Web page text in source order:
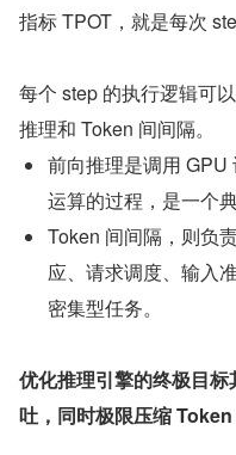
指标 TPOT，就是每次
每个 step 的执行逻辑可
推理和 Token 间间隔。
前向推理是调用 GPU
运算的过程，是一个
Token 间间隔，则负
应、请求调度、输入
密集型任务。
优化推理引擎的终极目
吐，同时极限压缩 Token